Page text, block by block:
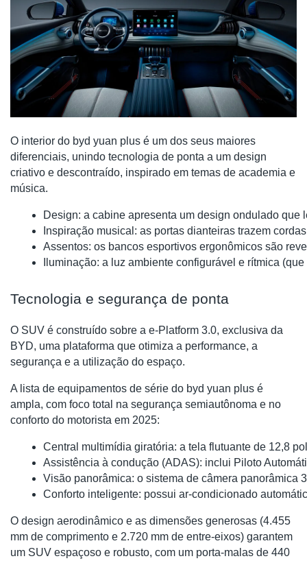
O interior do byd yuan plus é um dos seus maiores
diferenciais, unindo tecnologia de ponta a um design
criativo e descontraído, inspirado em temas de academia e
música.
Design: a cabine apresenta um design ondulado
Inspiração musical: as portas dianteiras trazem
Assentos: os bancos esportivos ergonômicos são
Iluminação: a luz ambiente configurável e rítmica
Tecnologia e segurança de ponta
O SUV é construído sobre a e-Platform 3.0, exclusiva da
BYD, uma plataforma que otimiza a performance, a
segurança e a utilização do espaço.
A lista de equipamentos de série do byd yuan plus é
ampla, com foco total na segurança semiautônoma e no
conforto do motorista em 2025:
Central multimídia giratória: a tela flutuante de 12,8
Assistência à condução (ADAS): inclui Piloto
Visão panorâmica: o sistema de câmera panorâmica
Conforto inteligente: possui ar-condicionado
O design aerodinâmico e as dimensões generosas (4.455
mm de comprimento e 2.720 mm de entre-eixos) garantem
um SUV espaçoso e robusto, com um porta-malas de 440